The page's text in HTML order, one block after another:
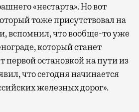
«нестарта». Но вот
тоже присутствовал на
вспомнил, что вообще-то уже
который станет
первой остановкой на пути из
что сегодня начинается
железных дорог».